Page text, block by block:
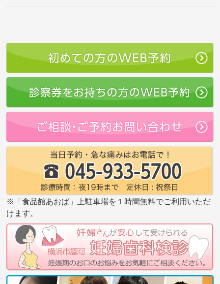
ョ
※「食品館あおば」上駐車場を１時間無料でご利用いただ
けます。